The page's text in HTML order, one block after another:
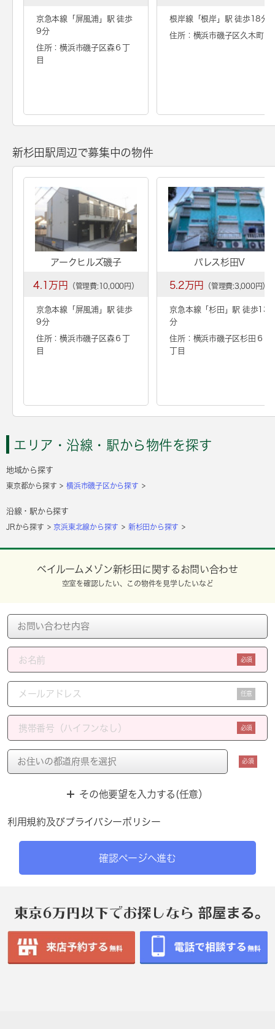
京急本線「 屏風浦」駅 徒歩
9分
住所：横浜市磯子区森６丁
目
根岸線「根岸」駅 徒歩18分
住所：横浜市磯子区久木町
新杉田駅周辺で募集中の物件
アークヒルズ磯子
4.1万円 （管理費:10,000円）
京急本線「 屏風浦」駅 徒歩
9分
住所：横浜市磯子区森６丁
目
パレス杉田V
5.2万円 （管理費:3,000円）
京急本線「杉田 」駅 徒歩13
分
住所：横浜市磯子区杉田６
丁目
エリア・沿線・駅から物件を探す
地域から探す
東京都から探す 横浜市磯子区から探す
沿線・駅から探す
JRから探す 京浜東北線から探す 新杉田から探す
ベイルームメゾン新杉田に関するお問い合わせ
空室を確認したい、この物件を見学したいなど
必須
任意
必須
必須
その他要望を入力する(任意）
利用規約及びプライバシーポリシー
確認ページへ進む